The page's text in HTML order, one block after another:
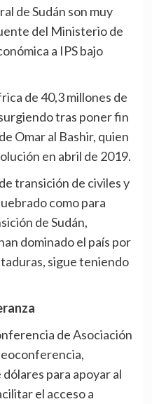
de Sudán son muy
del Ministerio de
a IPS bajo
tras poner fin
Omar al Bashir, quien
en abril de 2019.
como para
de Sudán,
dominado el país por
sigue teniendo
para apoyar al
el acceso a